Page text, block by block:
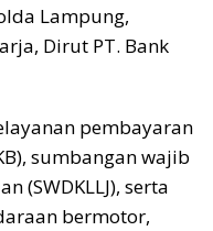
Lampung,
Dirut PT. Bank
pembayaran
sumbangan wajib
(SWDKLLJ), serta
bermotor,